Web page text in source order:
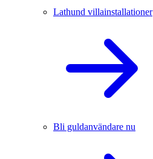
Lathund villainstallationer
Bli guldanvändare nu